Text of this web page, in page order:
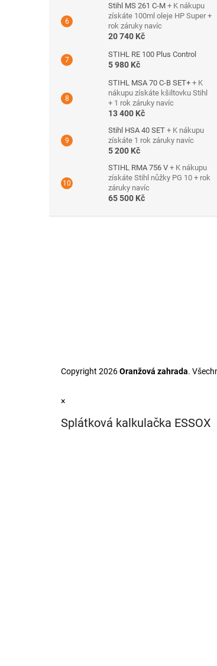
Stihl MS 261 C-M + K nákupu
získáte 100ml oleje HP Super +
rok záruky navíc
20 740 Kč
STIHL RE 100 Plus Control
5 980 Kč
STIHL MSA 70 C-B SET+ + K
nákupu získáte kšiltovku Stihl
+ 1 rok záruky navíc
13 400 Kč
Stihl HSA 40 SET + K nákupu
získáte 1 rok záruky navíc
5 200 Kč
STIHL RMA 756 V + K nákupu
získáte Stihl nůžky PG 10 + rok
záruky navíc
65 500 Kč
Copyright 2026Oranžová zahrada.
×
Splátková kalkulačka ESSOX